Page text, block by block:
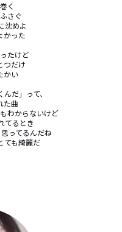
く
さぐ
沈めよ
かった
たけど
つだけ
かい
だ」って、
た曲
わからないけど
てるとき
ってるんだね
ても綺麗だ